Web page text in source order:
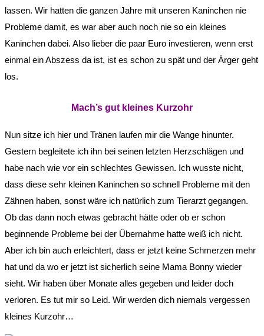
lassen. Wir hatten die ganzen Jahre mit unseren Kaninchen nie
Probleme damit, es war aber auch noch nie so ein kleines
Kaninchen dabei. Also lieber die paar Euro investieren, wenn erst
einmal ein Abszess da ist, ist es schon zu spät und der Ärger geht
los.
Mach’s gut kleines Kurzohr
Nun sitze ich hier und Tränen laufen mir die Wange hinunter.
Gestern begleitete ich ihn bei seinen letzten Herzschlägen und
habe nach wie vor ein schlechtes Gewissen. Ich wusste nicht,
dass diese sehr kleinen Kaninchen so schnell Probleme mit den
Zähnen haben, sonst wäre ich natürlich zum Tierarzt gegangen.
Ob das dann noch etwas gebracht hätte oder ob er schon
beginnende Probleme bei der Übernahme hatte weiß ich nicht.
Aber ich bin auch erleichtert, dass er jetzt keine Schmerzen mehr
hat und da wo er jetzt ist sicherlich seine Mama Bonny wieder
sieht. Wir haben über Monate alles gegeben und leider doch
verloren. Es tut mir so Leid. Wir werden dich niemals vergessen
kleines Kurzohr…